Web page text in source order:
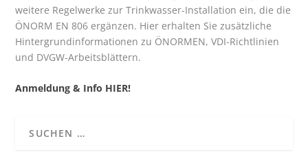
weitere Regelwerke zur Trinkwasser-Installation ein, die die
ÖNORM EN 806 ergänzen. Hier erhalten Sie zusätzliche
Hintergrundinformationen zu ÖNORMEN, VDI-Richtlinien
und DVGW-Arbeitsblättern.
Anmeldung & Info HIER!